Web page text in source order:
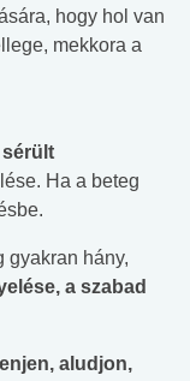
hogy hol van
mekkora a
sérült
Ha a beteg
gyakran hány,
a szabad
aludjon,